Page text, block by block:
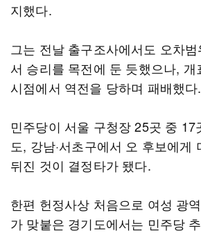
지했다.
그는 전날 출구조사에서도 오차
서 승리를 목전에 둔 듯했으나, 개
시점에서 역전을 당하며 패배했다.
민주당이 서울 구청장 25곳 중 17
도, 강남·서초구에서 오 후보에게
뒤진 것이 결정타가 됐다.
한편 헌정사상 처음으로 여성 광
가 맞붙은 경기도에서는 민주당